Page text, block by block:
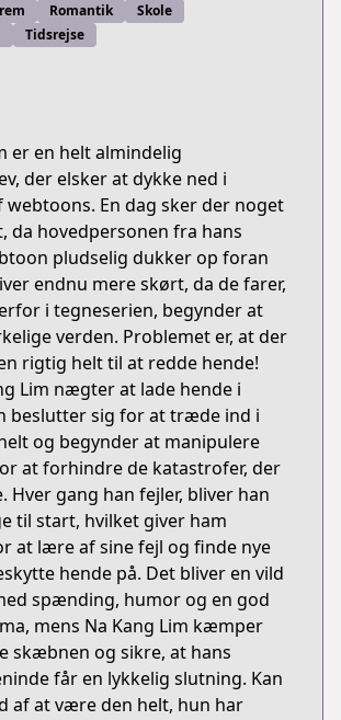
Romantik
Skole
Tidsrejse
er en helt almindelig
der elsker at dykke ned i
webtoons. En dag sker der noget
da hovedpersonen fra hans
pludselig dukker op foran
endnu mere skørt, da de farer,
i tegneserien, begynder at
verden. Problemet er, at der
rigtig helt til at redde hende!
Lim nægter at lade hende i
beslutter sig for at træde ind i
og begynder at manipulere
at forhindre de katastrofer, der
Hver gang han fejler, bliver han
til start, hvilket giver ham
at lære af sine fejl og finde nye
hende på. Det bliver en vild
spænding, humor og en god
mens Na Kang Lim kæmper
skæbnen og sikre, at hans
får en lykkelig slutning. Kan
af at være den helt, hun har